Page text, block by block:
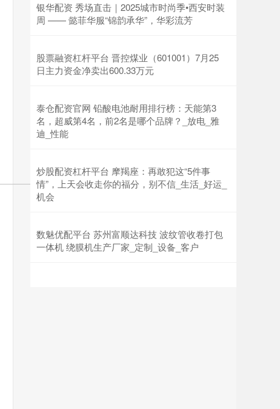
银华配资 秀场直击｜2025城市时尚季•西安时装
周 —— 懿菲华服“锦韵承华”，华彩流芳
股票融资杠杆平台 晋控煤业（601001）7月25
日主力资金净卖出600.33万元
泰仓配资官网 铅酸电池耐用排行榜：天能第3
名，超威第4名，前2名是哪个品牌？_放电_雅
迪_性能
炒股配资杠杆平台 摩羯座：再敢犯这“5件事
情”，上天会收走你的福分，别不信_生活_好运_
机会
数魅优配平台 苏州富顺达科技 波纹管收卷打包
一体机 绕膜机生产厂家_定制_设备_客户